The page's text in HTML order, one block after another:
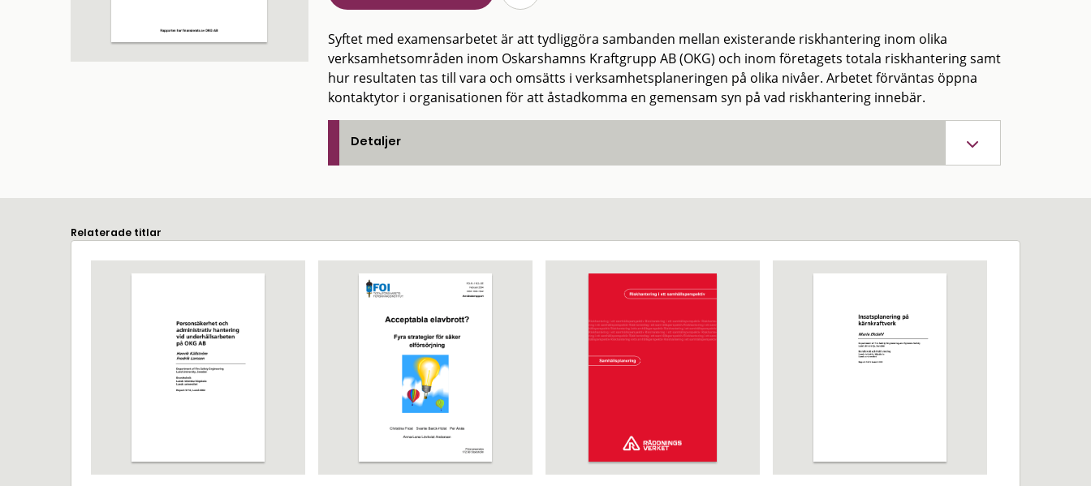
Syftet med examensarbetet är att tydliggöra sambanden mellan existerande riskhantering inom olika
verksamhetsområden inom Oskarshamns Kraftgrupp AB (OKG) och inom företagets totala riskhantering samt
hur resultaten tas till vara och omsätts i verksamhetsplaneringen på olika nivåer. Arbetet förväntas öppna
kontaktytor i organisationen för att åstadkomma en gemensam syn på vad riskhantering innebär.
Detaljer
Relaterade titlar